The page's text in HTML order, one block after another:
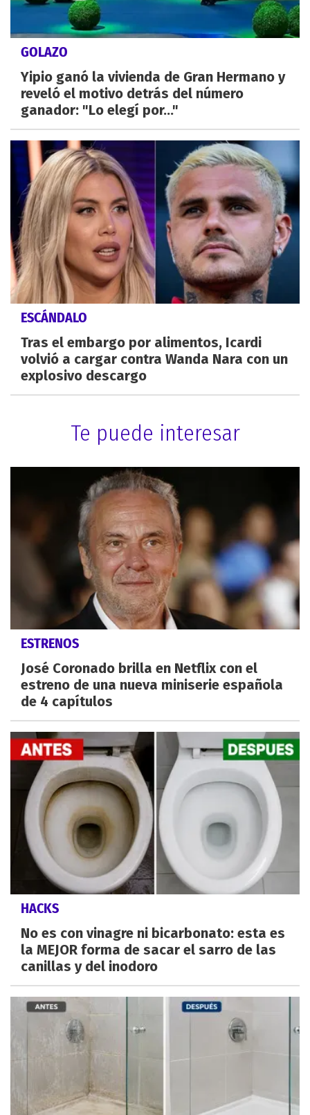
GOLAZO
Yipio ganó la vivienda de Gran Hermano y
reveló el motivo detrás del número
ganador: "Lo elegí por..."
ESCÁNDALO
Tras el embargo por alimentos, Icardi
volvió a cargar contra Wanda Nara con un
explosivo descargo
Te puede interesar
ESTRENOS
José Coronado brilla en Netflix con el
estreno de una nueva miniserie española
de 4 capítulos
HACKS
No es con vinagre ni bicarbonato: esta es
la MEJOR forma de sacar el sarro de las
canillas y del inodoro